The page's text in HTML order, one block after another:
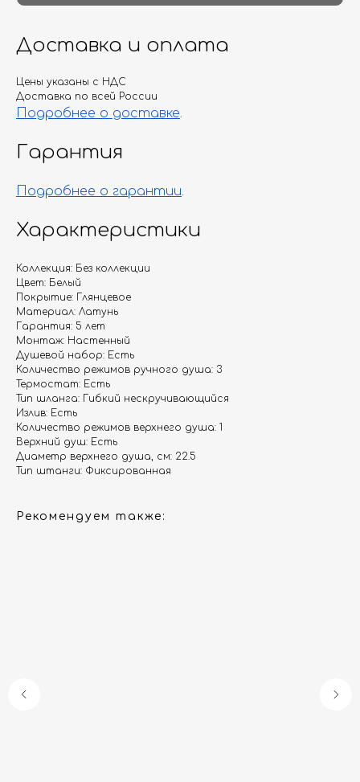
Доставка и оплата
Цены указаны с НДС
Доставка по всей России
Подробнее о доставке.
Гарантия
Подробнее о гарантии.
Характеристики
Коллекция: Без коллекции
Цвет: Белый
Покрытие: Глянцевое
Материал: Латунь
Гарантия: 5 лет
Монтаж: Настенный
Душевой набор: Есть
Количество режимов ручного душа: 3
Термостат: Есть
Тип шланга: Гибкий нескручивающийся
Излив: Есть
Количество режимов верхнего душа: 1
Верхний душ: Есть
Диаметр верхнего душа, см: 22.5
Тип штанги: Фиксированная
Рекомендуем также: